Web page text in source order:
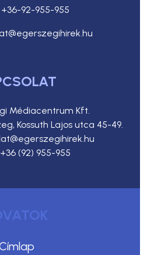
+36-92-955-955
Médiacentrum Kft.
Kossuth Lajos utca 45-49.
+36 (92) 955-955